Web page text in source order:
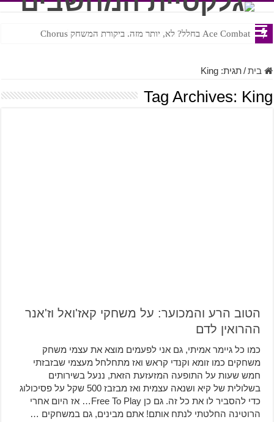
Ace Combat בחלל? לא, יותר מזה. ביקורת המשחק Chorus
Steven Universe והשירים שתורגמו בצורה נוראית לעברית
בית/תגית:King
Tag Archives: King
הטוב הרע והמכוער: על משחקי קאז'ואל וז'אנר
ההרואין לדם
כמו כל גיימר אמיתי, גם אני לפעמים מוצא את עצמי משחק
משחקים כמו זומא וקנדי קראש ואז מתחלחל מעצמי שבזבזתי
חמש שעות על התופעה המזעזעת הזאת, ננעל בשירותים
בשלולית של קיא ושנאה עצמית ואז מבזבז 500 שקל על פסיכולוג
כדי להסביר לו את כל זה. גם כן Free To Play… אז היום אחרי
הרוטינה החלטתי לנתח אותם! אתם מבינים, גם במשחקים …